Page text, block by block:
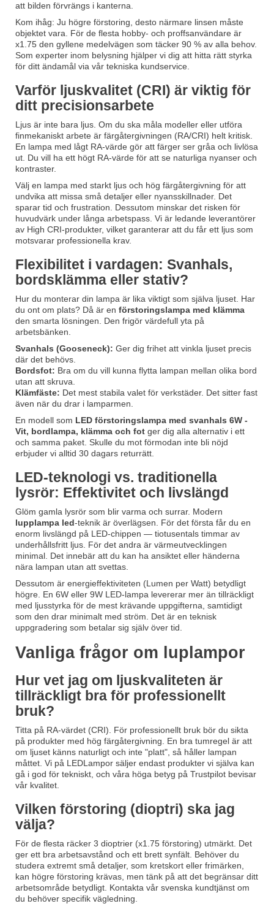
att bilden förvrängs i kanterna.
Kom ihåg: Ju högre förstoring, desto närmare linsen måste
objektet vara. För de flesta hobby- och proffsanvändare är
x1.75 den gyllene medelvägen som täcker 90 % av alla behov.
Som experter inom belysning hjälper vi dig att hitta rätt styrka
för ditt ändamål via vår tekniska kundservice.
Varför ljuskvalitet (CRI) är viktig för
ditt precisionsarbete
Ljus är inte bara ljus. Om du ska måla modeller eller utföra
finmekaniskt arbete är färgåtergivningen (RA/CRI) helt kritisk.
En lampa med lågt RA-värde gör att färger ser gråa och livlösa
ut. Du vill ha ett högt RA-värde för att se naturliga nyanser och
kontraster.
Välj en lampa med starkt ljus och hög färgåtergivning för att
undvika att missa små detaljer eller nyansskillnader. Det
sparar tid och frustration. Dessutom minskar det risken för
huvudvärk under långa arbetspass. Vi är ledande leverantörer
av High CRI-produkter, vilket garanterar att du får ett ljus som
motsvarar professionella krav.
Flexibilitet i vardagen: Svanhals,
bordsklämma eller stativ?
Hur du monterar din lampa är lika viktigt som själva ljuset. Har
du ont om plats? Då är en förstoringslampa med klämma
den smarta lösningen. Den frigör värdefull yta på
arbetsbänken.
Svanhals (Gooseneck): Ger dig frihet att vinkla ljuset precis
där det behövs.
Bordsfot: Bra om du vill kunna flytta lampan mellan olika bord
utan att skruva.
Klämfäste: Det mest stabila valet för verkstäder. Det sitter fast
även när du drar i lamparmen.
En modell som LED förstoringslampa med svanhals 6W -
Vit, bordlampa, klämma och fot ger dig alla alternativ i ett
och samma paket. Skulle du mot förmodan inte bli nöjd
erbjuder vi alltid 30 dagars returrätt.
LED-teknologi vs. traditionella
lysrör: Effektivitet och livslängd
Glöm gamla lysrör som blir varma och surrar. Modern
lupplampa led-teknik är överlägsen. För det första får du en
enorm livslängd på LED-chippen — tiotusentals timmar av
underhållsfritt ljus. För det andra är värmeutvecklingen
minimal. Det innebär att du kan ha ansiktet eller händerna
nära lampan utan att svettas.
Dessutom är energieffektiviteten (Lumen per Watt) betydligt
högre. En 6W eller 9W LED-lampa levererar mer än tillräckligt
med ljusstyrka för de mest krävande uppgifterna, samtidigt
som den drar minimalt med ström. Det är en teknisk
uppgradering som betalar sig själv över tid.
Vanliga frågor om luplampor
Hur vet jag om ljuskvaliteten är
tillräckligt bra för professionellt
bruk?
Titta på RA-värdet (CRI). För professionellt bruk bör du sikta
på produkter med hög färgåtergivning. En bra tumregel är att
om ljuset känns naturligt och inte "platt", så håller lampan
måttet. Vi på LEDLampor säljer endast produkter vi själva kan
gå i god för tekniskt, och våra höga betyg på Trustpilot bevisar
vår kvalitet.
Vilken förstoring (dioptri) ska jag
välja?
För de flesta räcker 3 dioptrier (x1.75 förstoring) utmärkt. Det
ger ett bra arbetsavstånd och ett brett synfält. Behöver du
studera extremt små detaljer, som kretskort eller frimärken,
kan högre förstoring krävas, men tänk på att det begränsar ditt
arbetsområde betydligt. Kontakta vår svenska kundtjänst om
du behöver specifik vägledning.